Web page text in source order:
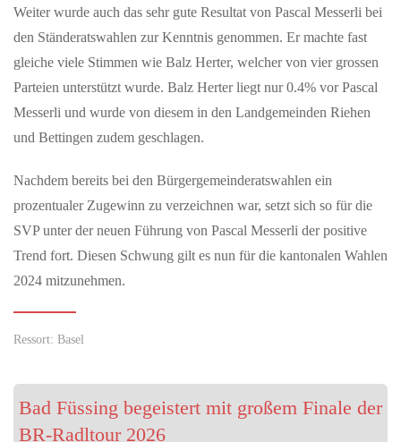
MAI 26, 2026
Mit dem Solarstromspeicher Geld verdienen
Die Wirtschaftlichkeit des Batteriespeichers in drei Schritten
berechnen Zukunft Altbau: Batteriespeicher sind inzwischen
profitabel. Wer…
MAI 29, 2026
geltend zu machen
Flugärger im Urlaub? Verspäteter Flug, Annullierung oder
beschädigtes Gepäck: Viele Reisende wissen nicht, welche Rechte
sie haben – und…
Waldshut begeistert Schülerinnen und Schüler
Kreismedienzentrum Waldshut…
Weiter wurde auch das sehr gute Resultat von Pascal Messerli bei
den Ständeratswahlen zur Kenntnis genommen. Er machte fast
gleiche viele Stimmen wie Balz Herter, welcher von vier grossen
Parteien unterstützt wurde. Balz Herter liegt nur 0.4% vor Pascal
Messerli und wurde von diesem in den Landgemeinden Riehen
und Bettingen zudem geschlagen.
Nachdem bereits bei den Bürgergemeinderatswahlen ein
prozentualer Zugewinn zu verzeichnen war, setzt sich so für die
SVP unter der neuen Führung von Pascal Messerli der positive
Trend fort. Diesen Schwung gilt es nun für die kantonalen Wahlen
2024 mitzunehmen.
Ressort: Basel
Bad Füssing begeistert mit großem Finale der
BR-Radltour 2026